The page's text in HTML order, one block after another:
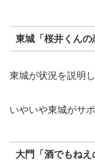
東城「桜井くんの
東城が状況を説明
いやいや東城がサ
大門「酒でもね